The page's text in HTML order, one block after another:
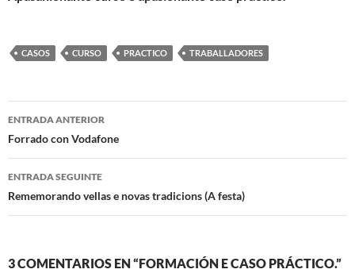
CASOS CURSO PRACTICO TRABALLADORES
Navegación
de
artigos
ENTRADA ANTERIOR
Forrado con Vodafone
ENTRADA SEGUINTE
Rememorando vellas e novas tradicions (A festa)
3 COMENTARIOS EN “FORMACIÓN E CASO PRÁCTICO.”